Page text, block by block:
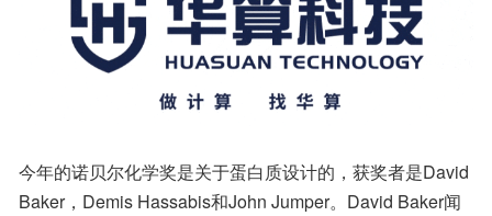
今年的诺贝尔化学奖是关于蛋白质设计的，获奖者是David
Baker，Demis Hassabis和John Jumper。David Baker闻